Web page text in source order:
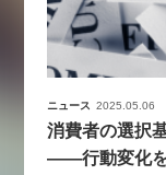
ニュース 2025.05.06
消費者の選択
——行動変化を